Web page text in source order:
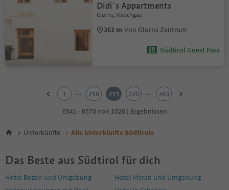
Didi`s Appartments
Glurns, Vinschgau
261 m von Glurns Zentrum
Südtirol Guest Pass
6
9
11
1 ... 218 219 220 ...
343
6541 - 6570 von 10261 Ergebnissen
Unterkünfte Alle Unterkünfte Südtirols
Das Beste aus Südtirol für dich
Hotel Bozen und Umgebung
Hotel Meran und Umgebung